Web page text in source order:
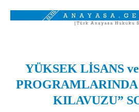
YÜKSEK LİSANS
KILAVUZU”